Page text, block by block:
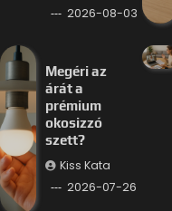
2026-08-03
Megéri az
árát a
prémium
okosizzó
szett?
Kiss Kata
2026-07-26